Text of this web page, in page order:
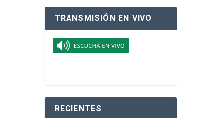
TRANSMISIÓN EN VIVO
RECIENTES